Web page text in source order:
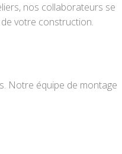
nos collaborateurs se
votre construction.
Notre équipe de montage